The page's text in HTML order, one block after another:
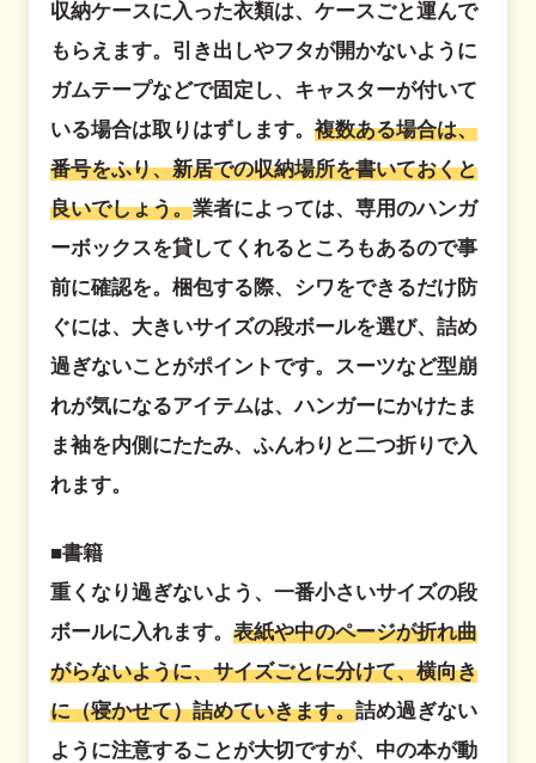
収納ケースに入った衣類は、ケースごと運んで
もらえます。引き出しやフタが開かないように
ガムテープなどで固定し、キャスターが付いて
いる場合は取りはずします。 複数ある場合は、
番号をふり、新居での収納場所を書いておくと
良いでしょう。業者によっては、専用のハンガ
ーボックスを貸してくれるところもあるので事
前に確認を。梱包する際、シワをできるだけ防
ぐには、大きいサイズの段ボールを選び、詰め
過ぎないことがポイントです。スーツなど型崩
れが気になるアイテムは、ハンガーにかけたま
ま袖を内側にたたみ、ふんわりと二つ折りで入
れます。
■書籍
重くなり過ぎないよう、一番小さいサイズの段
ボールに入れます。 表紙や中のページが折れ曲
がらないように、サイズごとに分けて、横向き
に（寝かせて）詰めていきます。詰め過ぎない
ように注意することが大切ですが、中の本が動